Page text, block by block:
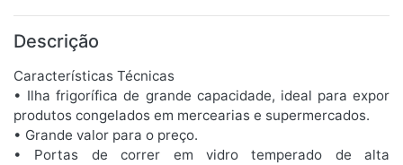
Descrição
Características Técnicas
• Ilha frigorífica de grande capacidade, ideal para expor
produtos congelados em mercearias e supermercados.
• Grande valor para o preço.
• Portas de correr em vidro temperado de alta